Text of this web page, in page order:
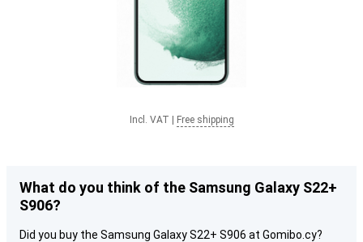
Incl. VAT Free shipping
What do you think of the Samsung Galaxy S22+
S906?
Did you buy the Samsung Galaxy S22+ S906 at Gomibo.cy?